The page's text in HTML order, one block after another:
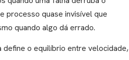
processo quase invisível que
quando algo dá errado.
define o equilíbrio entre velocidade,